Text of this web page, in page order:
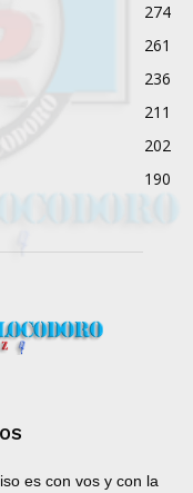
274
261
236
211
202
190
es con vos y con la